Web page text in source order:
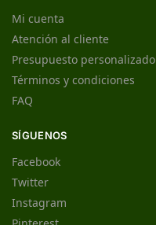
Mi cuenta
Atención al cliente
Presupuesto personalizado
Términos y condiciones
FAQ
SÍGUENOS
Facebook
Twitter
Instagram